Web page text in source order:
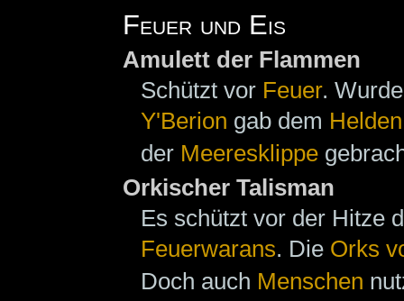
Feuer und Eis
Amulett der Flammen
Schützt vor Feuer.
Y'Berion gab dem Helden
der Meeresklippe
Orkischer Talisman
Es schützt vor der Hitze
Feuerwarans. Die Orks
Doch auch Menschen